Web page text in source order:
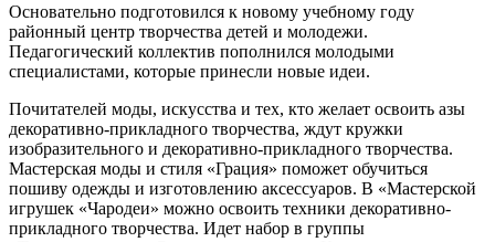
Основательно подготовился к новому учебному году
районный центр творчества детей и молодежи.
Педагогический коллектив пополнился молодыми
специалистами, которые принесли новые идеи.
Почитателей моды, искусства и тех, кто желает освоить азы
декоративно-прикладного творчества, ждут кружки
изобразительного и декоративно-прикладного творчества.
Мастерская моды и стиля «Грация» поможет обучиться
пошиву одежды и изготовлению аксессуаров. В «Мастерской
игрушек «Чародеи» можно освоить техники декоративно-
прикладного творчества. Идет набор в группы